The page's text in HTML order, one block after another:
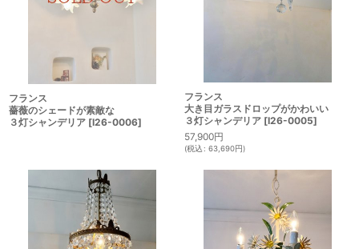
フランス
薔薇のシェードが素敵な
３灯シャンデリア [I26-0006]
フランス
大き目ガラスドロップがかわいい
３灯シャンデリア [I26-0005]
57,900円
(税込: 63,690円)